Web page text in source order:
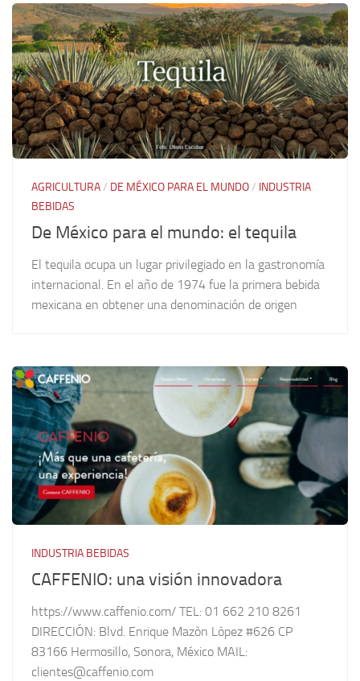
AGRICULTURA/ DE MÉXICO PARA EL MUNDO/ INDUSTRIA
BEBIDAS
De México para el mundo: el tequila
El tequila ocupa un lugar privilegiado en la gastronomía
internacional. En el año de 1974 fue la primera bebida
mexicana en obtener una denominación de origen
INDUSTRIA BEBIDAS
CAFFENIO: una visión innovadora
https://www.caffenio.com/ TEL: 01 662 210 8261
DIRECCIÓN: Blvd. Enrique Mazòn Lòpez #626 CP
83166 Hermosillo, Sonora, México MAIL:
clientes@caffenio.com